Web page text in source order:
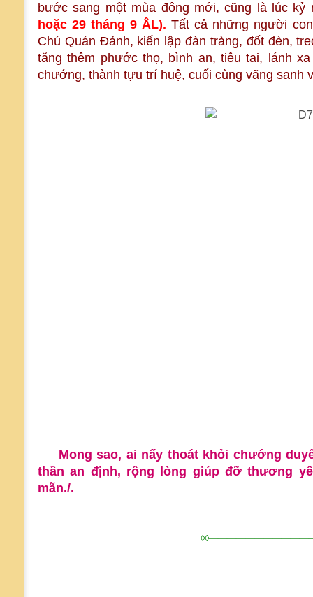
bước sang một mùa đông mới, cũng là lúc
hoặc 29 tháng 9 ÂL). Tất cả những người
Chú Quán Đảnh, kiến lập đàn tràng, đốt đèn,
tăng thêm phước thọ, bình an, tiêu tai, lánh
chướng, thành tựu trí huệ, cuối cùng vãng
Mong sao, ai nấy thoát khỏi chướng
thần an định, rộng lòng giúp đỡ thương
mãn./.